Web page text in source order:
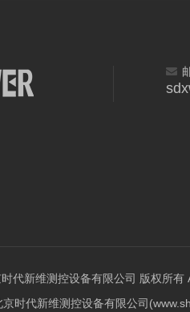
代新维测控设备有限公司 版权所有
京时代新维测控设备有限公司